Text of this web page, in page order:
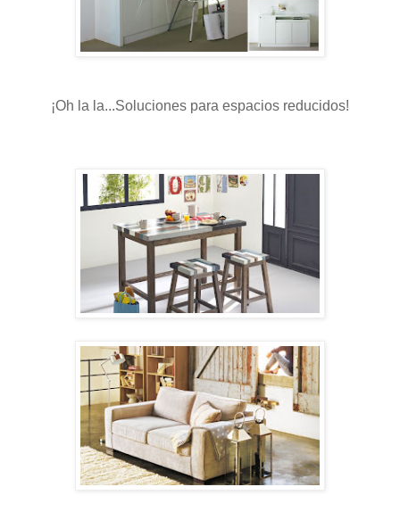
¡Oh la la...Soluciones para espacios reducidos!